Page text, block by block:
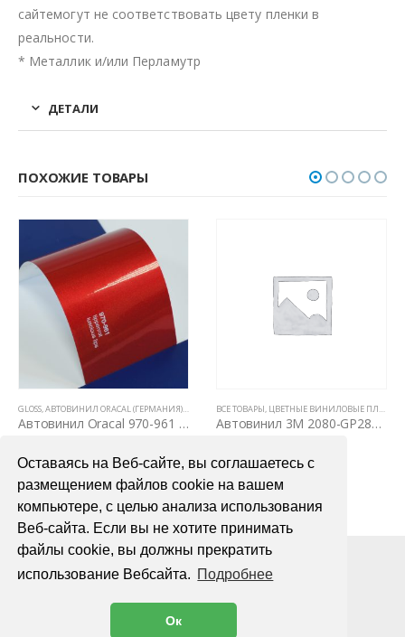
Оставаясь на Веб-сайте, вы соглашаетесь с
размещением файлов cookie на вашем
компьютере, с целью анализа использования
Веб-сайта. Если вы не хотите принимать
файлы cookie, вы должны прекратить
использование Вебсайта. Подробнее
Ок
сайтемогут не соответствовать цвету пленки в
реальности.
* Металлик и/или Перламутр
ДЕТАЛИ
ПОХОЖИЕ ТОВАРЫ
GLOSS,АВТОВИНИЛ ORACAL (ГЕРМАНИЯ),ВСЕ ТОВАРЫ,ЦВЕТНЫЕ ВИНИЛОВЫЕ ПЛЕНКИ
Автовинил Oracal 970-961 luscious lips – красный, глянец
В КОРЗИНУ
ВСЕ ТОВАРЫ, ЦВЕТНЫЕ ВИНИЛОВЫЕ ПЛЕНКИ
Автовинил 3M 2080-GP280 Gloss Flip Ghost Pearl
В КОРЗИНУ